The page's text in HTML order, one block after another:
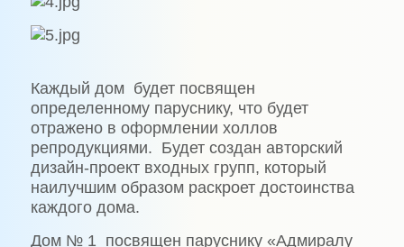
Каждый дом будет посвящен
определенному паруснику, что будет
отражено в оформлении холлов
репродукциями. Будет создан авторский
дизайн-проект входных групп, который
наилучшим образом раскроет достоинства
каждого дома.
Дом № 1 посвящен паруснику «Адмиралу